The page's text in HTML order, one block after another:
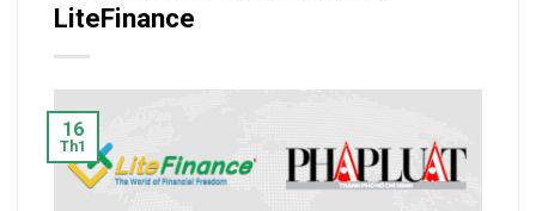
LiteFinance
16
Th1